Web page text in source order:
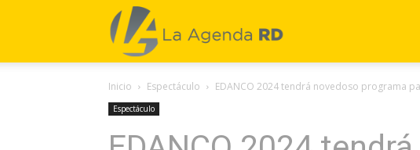
La
Agenda
Inicio Espectáculo EDANCO 2024 tendrá novedoso programa
Espectáculo